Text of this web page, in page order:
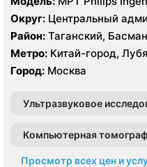
Healthcare 3.0 Т, КТ
Revolution evo 128
Округ: Центральный
Район: Таганский,
Метро: Китай-город,
Город: Москва
Ультразвуковое
Компьютерная
Просмотр всех цен и